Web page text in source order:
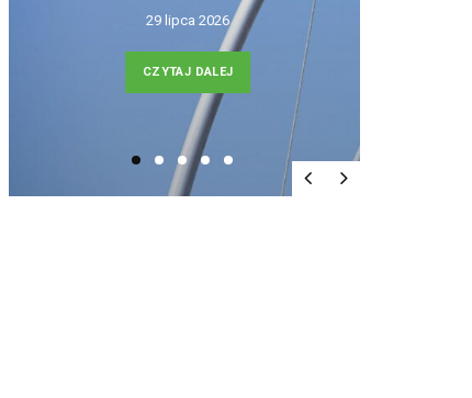
29 lipca 2026
CZYTAJ DALEJ